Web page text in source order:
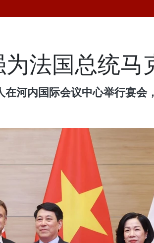
法国总统
河内国际会议中心举行宴会